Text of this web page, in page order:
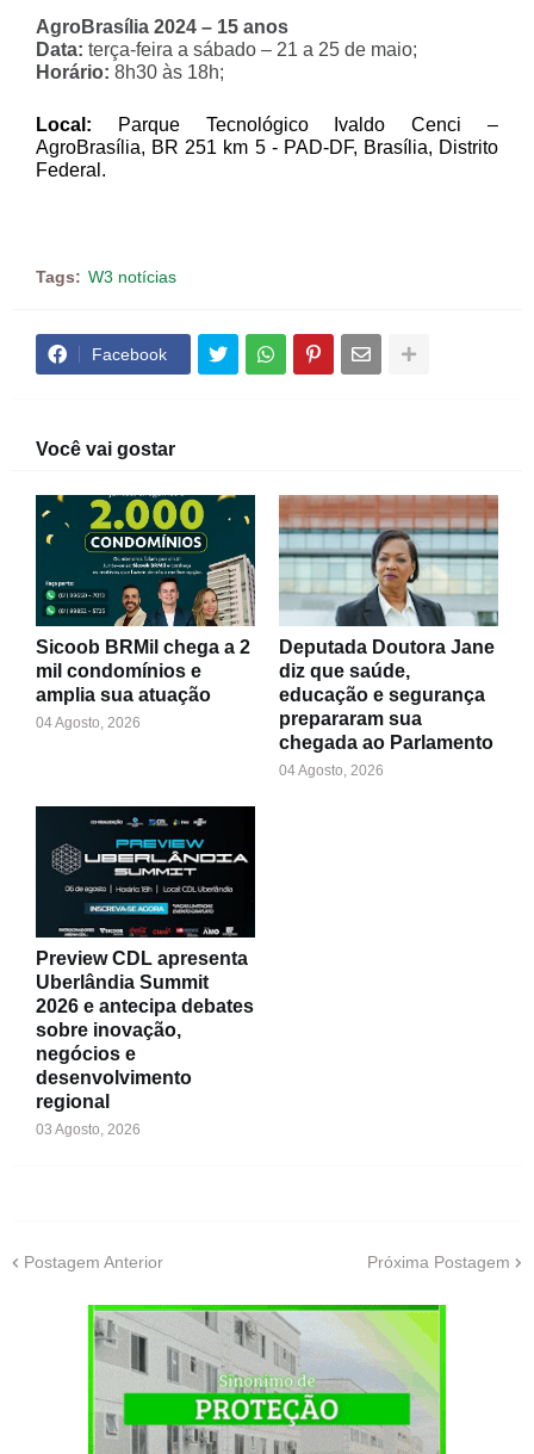
AgroBrasília 2024 – 15 anos
Data: terça-feira a sábado – 21 a 25 de maio;
Horário: 8h30 às 18h;
Local: Parque Tecnológico Ivaldo Cenci –
AgroBrasília, BR 251 km 5 - PAD-DF, Brasília, Distrito
Federal.
Tags: W3 notícias
Facebook
Você vai gostar
Sicoob BRMil chega a 2
mil condomínios e
amplia sua atuação
04 Agosto, 2026
Deputada Doutora Jane
diz que saúde,
educação e segurança
prepararam sua
chegada ao Parlamento
04 Agosto, 2026
Preview CDL apresenta
Uberlândia Summit
2026 e antecipa debates
sobre inovação,
negócios e
desenvolvimento
regional
03 Agosto, 2026
Postagem Anterior Próxima Postagem